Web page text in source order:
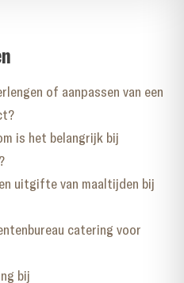
of aanpassen van een
is het belangrijk bij
uitgifte van maaltijden bij
catering voor
bij